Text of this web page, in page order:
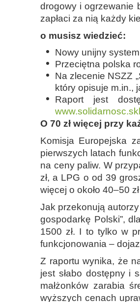
drogowy i ogrzewanie
zapłaci za nią każdy
o musisz wiedzieć:
Nowy unijny
Przeciętna polska
Na zlecenie NSZZ
który opisuje m.in.,
Raport jest
O 70 zł więcej przy
Komisja Europejska
pierwszych latach
na ceny paliw. W
zł, a LPG o od 39
więcej o około 40–50
Jak przekonują
gospodarkę Polski”,
1500 zł. I to tylko w
funkcjonowania –
Z raportu wynika, że
jest słabo dostępny i
małżonków zarabia
wyższych cenach